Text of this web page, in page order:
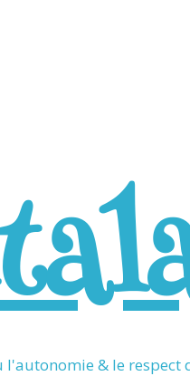
l'autonomie & le